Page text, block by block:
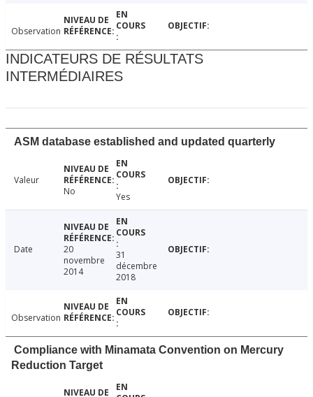
Observation
INDICATEURS DE RÉSULTATS
INTERMÉDIAIRES
ASM database established and updated quarterly
Valeur
No
Yes
Date
20
novembre
2014
31
décembre
2018
Observation
Compliance with Minamata Convention on Mercury
Reduction Target